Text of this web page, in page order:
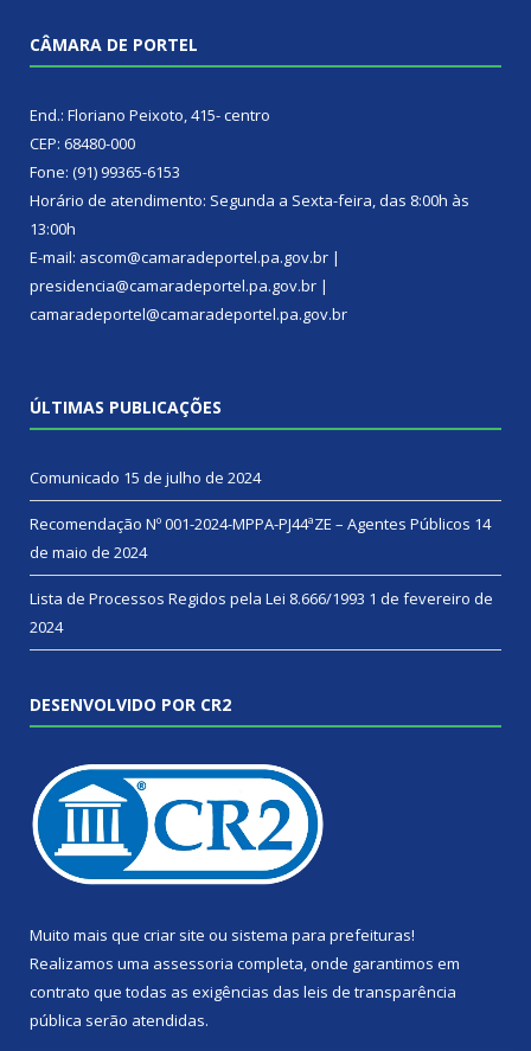
CÂMARA DE PORTEL
End.: Floriano Peixoto, 415- centro
CEP: 68480-000
Fone: (91) 99365-6153
Horário de atendimento: Segunda a Sexta-feira, das 8:00h às
13:00h
E-mail: ascom@camaradeportel.pa.gov.br |
presidencia@camaradeportel.pa.gov.br |
camaradeportel@camaradeportel.pa.gov.br
ÚLTIMAS PUBLICAÇÕES
Comunicado 15 de julho de 2024
Recomendação Nº 001-2024-MPPA-PJ44ªZE – Agentes Públicos 14
de maio de 2024
Lista de Processos Regidos pela Lei 8.666/1993 1 de fevereiro de
2024
DESENVOLVIDO POR CR2
Muito mais que criar site ou sistema para prefeituras!
Realizamos uma assessoria completa, onde garantimos em
contrato que todas as exigências das leis de transparência
pública serão atendidas.